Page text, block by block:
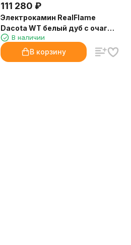
111 280 ₽
Электрокамин RealFlame
Dacota WT белый дуб с очагом
3D Olympic
В наличии
В корзину